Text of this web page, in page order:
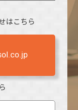
はこちら